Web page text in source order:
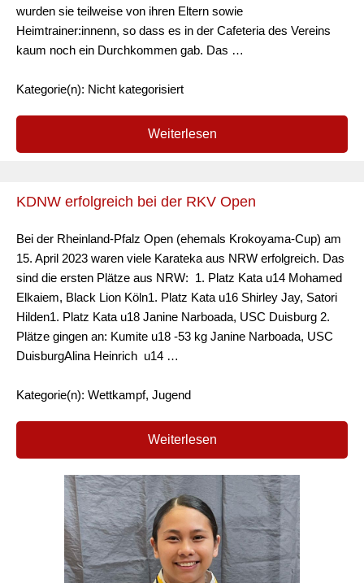
wurden sie teilweise von ihren Eltern sowie
Heimtrainer:innenn, so dass es in der Cafeteria des Vereins
kaum noch ein Durchkommen gab. Das …
Kategorie(n): Nicht kategorisiert
Weiterlesen
KDNW erfolgreich bei der RKV Open
Bei der Rheinland-Pfalz Open (ehemals Krokoyama-Cup) am
15. April 2023 waren viele Karateka aus NRW erfolgreich. Das
sind die ersten Plätze aus NRW: 1. Platz Kata u14 Mohamed
Elkaiem, Black Lion Köln1. Platz Kata u16 Shirley Jay, Satori
Hilden1. Platz Kata u18 Janine Narboada, USC Duisburg 2.
Plätze gingen an: Kumite u18 -53 kg Janine Narboada, USC
DuisburgAlina Heinrich u14 …
Kategorie(n): Wettkampf, Jugend
Weiterlesen